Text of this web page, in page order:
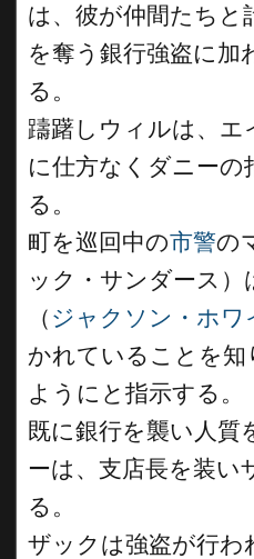
は、彼が仲間たちと
を奪う銀行強盗に加
る。
躊躇しウィルは、エ
に仕方なくダニーの
る。
町を巡回中の市警の
ック・サンダース）
（ ジャクソン・ホワ
かれていることを知
ようにと指示する。
既に銀行を襲い人質
ーは、支店長を装い
る。
ザックは強盗が行わ